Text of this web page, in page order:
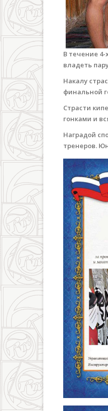
В течение
владеть
Накалу
финальной
Страсти
гонками и
Наградой
тренеров.